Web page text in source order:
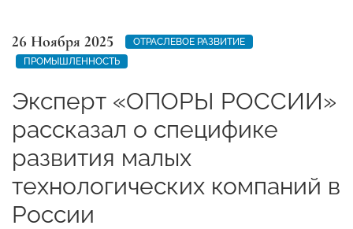
26 Ноября 2025
ОТРАСЛЕВОЕ РАЗВИТИЕ
ПРОМЫШЛЕННОСТЬ
Эксперт «ОПОРЫ РОССИИ»
рассказал о специфике
развития малых
технологических компаний в
России